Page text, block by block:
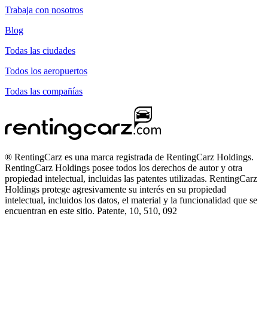
Trabaja con nosotros
Blog
Todas las ciudades
Todos los aeropuertos
Todas las compañías
® RentingCarz es una marca registrada de RentingCarz Holdings.
RentingCarz Holdings posee todos los derechos de autor y otra
propiedad intelectual, incluidas las patentes utilizadas. RentingCarz
Holdings protege agresivamente su interés en su propiedad
intelectual, incluidos los datos, el material y la funcionalidad que se
encuentran en este sitio. Patente, 10, 510, 092